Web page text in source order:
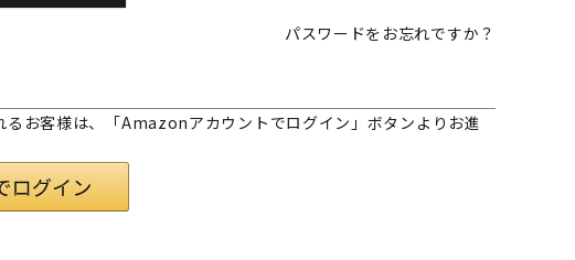
パスワードをお忘れですか？
お客様は、「Amazonアカウントでログイン」ボタンよりお進